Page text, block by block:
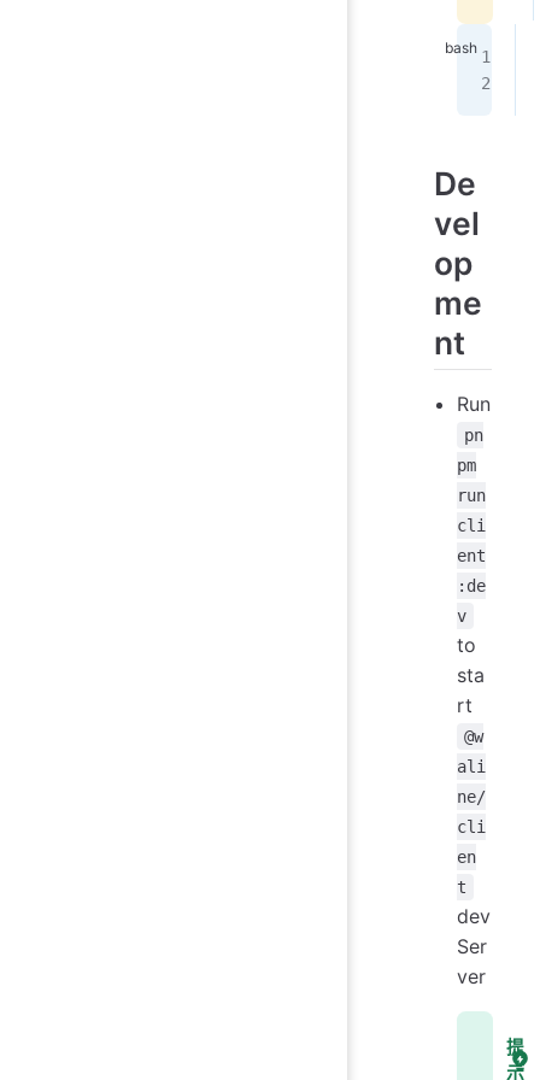
De
vel
op
me
nt
Run
pn
pm
run
cli
ent
:de
v
to
sta
rt
@w
ali
ne/
cli
en
t
dev
Ser
ver
提
示